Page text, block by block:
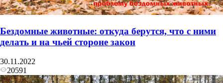
Бездомные животные: откуда берутся, что с ними
делать и на чьей стороне закон
30.11.2022
20591